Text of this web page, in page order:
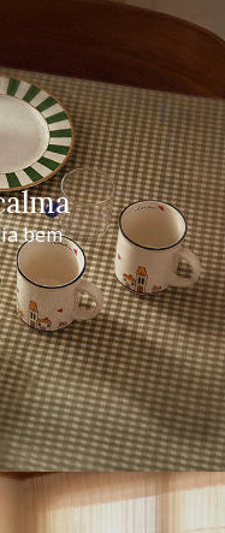
bem